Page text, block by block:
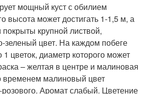
мощный куст с обилием
высота может достигать 1-1,5 м, а
крупной листвой,
зеленый цвет. На каждом побеге
цветок, диаметр которого может
– желтая в центре и малиновая
временем малиновый цвет
Аромат слабый. Цветение